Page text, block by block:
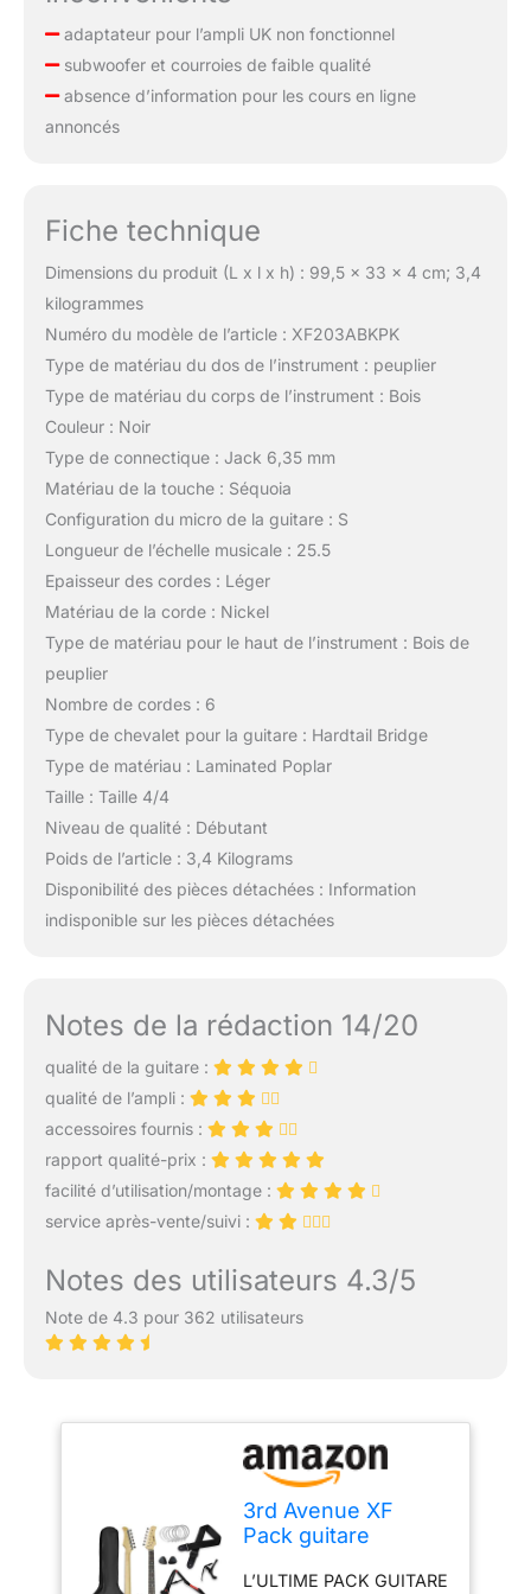
adaptateur pour l’ampli UK non fonctionnel
subwoofer et courroies de faible qualité
absence d’information pour les cours en ligne
annoncés
Fiche technique
Dimensions du produit (L x l x h) : 99,5 x 33 x 4 cm; 3,4
kilogrammes
Numéro du modèle de l’article : XF203ABKPK
Type de matériau du dos de l’instrument : peuplier
Type de matériau du corps de l’instrument : Bois
Couleur : Noir
Type de connectique : Jack 6,35 mm
Matériau de la touche : Séquoia
Configuration du micro de la guitare : S
Longueur de l’échelle musicale : 25.5
Epaisseur des cordes : Léger
Matériau de la corde : Nickel
Type de matériau pour le haut de l’instrument : Bois de
peuplier
Nombre de cordes : 6
Type de chevalet pour la guitare : Hardtail Bridge
Type de matériau : Laminated Poplar
Taille : Taille 4/4
Niveau de qualité : Débutant
Poids de l’article : 3,4 Kilograms
Disponibilité des pièces détachées : Information
indisponible sur les pièces détachées
Notes de la rédaction 14/20
qualité de la guitare :
qualité de l’ampli :
accessoires fournis :
rapport qualité-prix :
facilité d’utilisation/montage :
service après-vente/suivi :
Notes des utilisateurs 4.3/5
Note de 4.3 pour 362 utilisateurs
3rd Avenue XF
Pack guitare
standard avec ampli
L’ULTIME PACK GUITARE